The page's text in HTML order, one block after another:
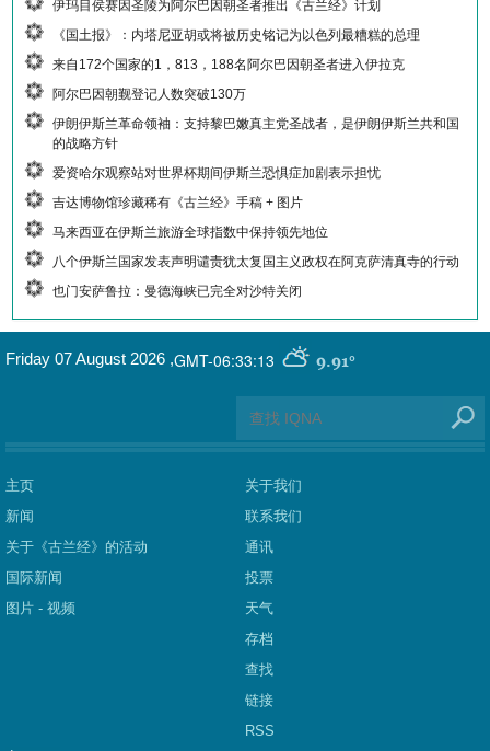
伊玛目侯赛因圣陵为阿尔巴因朝圣者推出《古兰经》计划
《国土报》：内塔尼亚胡或将被历史铭记为以色列最糟糕的总理
来自172个国家的1，813，188名阿尔巴因朝圣者进入伊拉克
阿尔巴因朝觐登记人数突破130万
伊朗伊斯兰革命领袖：支持黎巴嫩真主党圣战者，是伊朗伊斯兰共和国
的战略方针
爱资哈尔观察站对世界杯期间伊斯兰恐惧症加剧表示担忧
吉达博物馆珍藏稀有《古兰经》手稿 + 图片
马来西亚在伊斯兰旅游全球指数中保持领先地位
八个伊斯兰国家发表声明谴责犹太复国主义政权在阿克萨清真寺的行动
也门安萨鲁拉：曼德海峡已完全对沙特关闭
GMT-06:33:13 9.91°
Friday 07 August 2026 ,
主页
新闻
关于《古兰经》的活动
国际新闻
图片 - 视频
关于我们
联系我们
通讯
投票
天气
存档
查找
链接
RSS